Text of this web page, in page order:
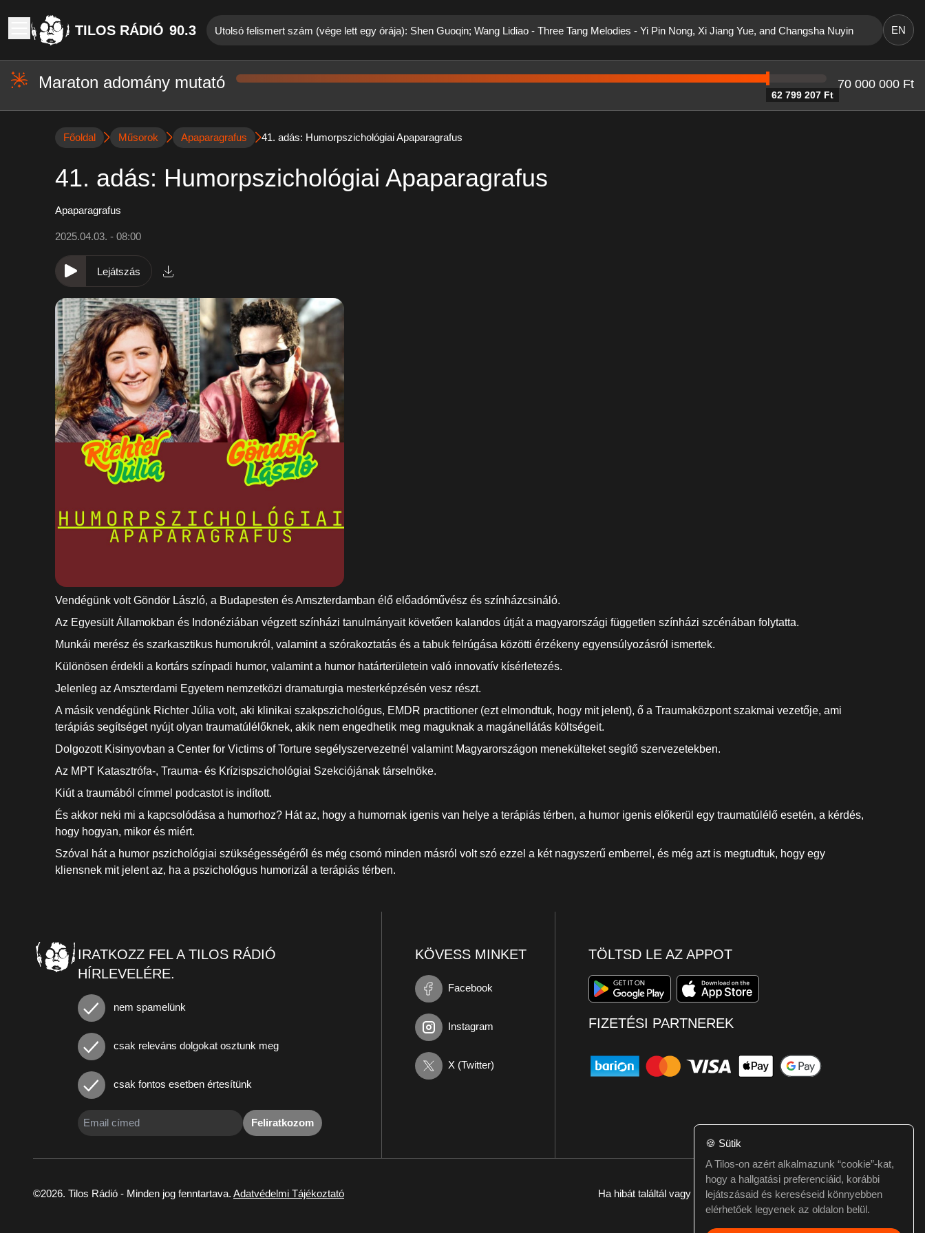
TILOS RÁDIÓ 90.3 Utolsó felismert szám (vége lett egy órája): Shen Guoqin; Wang Lidiao - Three Tang Melodies - Yi Pin Nong, Xi Jiang Yue, and Changsha Nuyin EN
Maraton adomány mutató
62 799 207 Ft
70 000 000 Ft
Főoldal Műsorok Apaparagrafus 41. adás: Humorpszichológiai Apaparagrafus
41. adás: Humorpszichológiai Apaparagrafus
Apaparagrafus
2025.04.03. - 08:00
Lejátszás
Vendégünk volt Göndör László, a Budapesten és Amszterdamban élő előadóművész és színházcsináló.
Az Egyesült Államokban és Indonéziában végzett színházi tanulmányait követően kalandos útját a magyarországi független színházi szcénában folytatta.
Munkái merész és szarkasztikus humorukról, valamint a szórakoztatás és a tabuk felrúgása közötti érzékeny egyensúlyozásról ismertek.
Különösen érdekli a kortárs színpadi humor, valamint a humor határterületein való innovatív kísérletezés.
Jelenleg az Amszterdami Egyetem nemzetközi dramaturgia mesterképzésén vesz részt.
A másik vendégünk Richter Júlia volt, aki klinikai szakpszichológus, EMDR practitioner (ezt elmondtuk, hogy mit jelent), ő a Traumaközpont szakmai vezetője, ami
terápiás segítséget nyújt olyan traumatúlélőknek, akik nem engedhetik meg maguknak a magánellátás költségeit.
Dolgozott Kisinyovban a Center for Victims of Torture segélyszervezetnél valamint Magyarországon menekülteket segítő szervezetekben.
Az MPT Katasztrófa-, Trauma- és Krízispszichológiai Szekciójának társelnöke.
Kiút a traumából címmel podcastot is indított.
És akkor neki mi a kapcsolódása a humorhoz? Hát az, hogy a humornak igenis van helye a terápiás térben, a humor igenis előkerül egy traumatúlélő esetén, a kérdés,
hogy hogyan, mikor és miért.
Szóval hát a humor pszichológiai szükségességéről és még csomó minden másról volt szó ezzel a két nagyszerű emberrel, és még azt is megtudtuk, hogy egy
kliensnek mit jelent az, ha a pszichológus humorizál a terápiás térben.
IRATKOZZ FEL A TILOS RÁDIÓ
HÍRLEVELÉRE.
nem spamelünk
csak releváns dolgokat osztunk meg
csak fontos esetben értesítünk
Feliratkozom
KÖVESS MINKET
Facebook
Instagram
X (Twitter)
TÖLTSD LE AZ APPOT
FIZETÉSI PARTNEREK
©2026. Tilos Rádió - Minden jog fenntartava. Adatvédelmi Tájékoztató Ha hibát találtál vagy kérdésed van itt jelezd:webmester@tilos.hu
🍪 Sütik
A Tilos-on azért alkalmazunk “cookie”-kat,
hogy a hallgatási preferenciáid, korábbi
lejátszásaid és kereséseid könnyebben
elérhetőek legyenek az oldalon belül.